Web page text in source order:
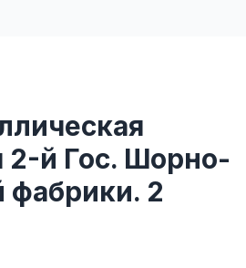
2-й Гос. Шорно-
фабрики. 2